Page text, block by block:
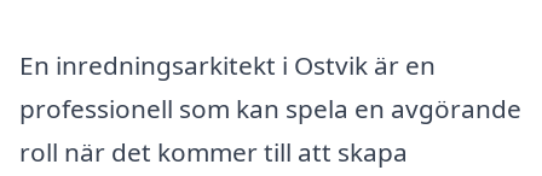
En inredningsarkitekt i Ostvik är en
professionell som kan spela en avgörande
roll när det kommer till att skapa